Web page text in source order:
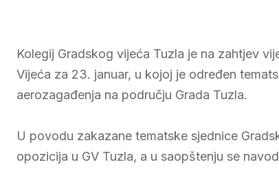
Kolegij Gradskog vijeća Tuzla je na zahtjev
Vijeća za 23. januar, u kojoj je određen
aerozagađenja na području Grada Tuzla.
U povodu zakazane tematske sjednice
opozicija u GV Tuzla, a u saopštenju se